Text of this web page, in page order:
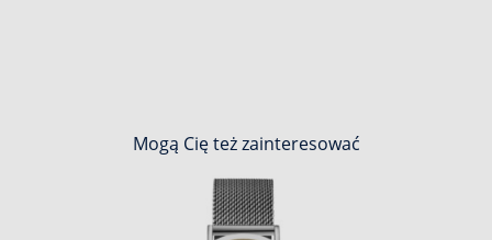
Mogą Cię też zainteresować